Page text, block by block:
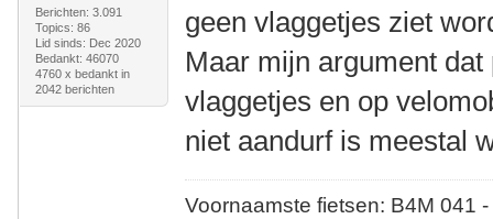
Berichten: 3.091
Topics: 86
Lid sinds: Dec 2020
Bedankt: 46070
4760 x bedankt in
2042 berichten
geen vlaggetjes ziet
Maar mijn argument
vlaggetjes en op
niet aandurf is meestal
Voornaamste fietsen: B4M